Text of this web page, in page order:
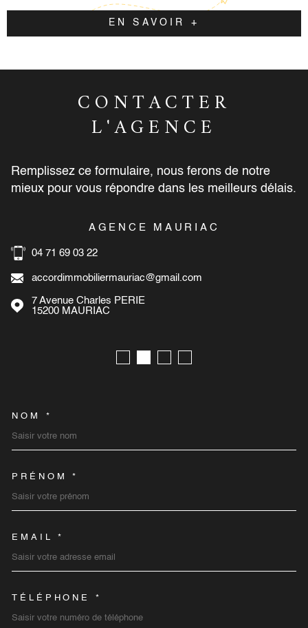
EN SAVOIR +
CONTACTER
L'AGENCE
Remplissez ce formulaire, nous ferons de notre
mieux pour vous répondre dans les meilleurs délais.
AGENCE MAURIAC
71 69 03 22
Charles PERIE
MAURIAC
NOM *
PRÉNOM *
EMAIL *
TÉLÉPHONE *